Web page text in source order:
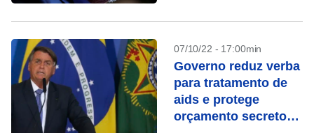
07/10/22 - 17:00min
Governo reduz verba
para tratamento de
aids e protege
orçamento secreto